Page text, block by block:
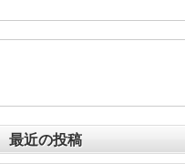
最近の投稿